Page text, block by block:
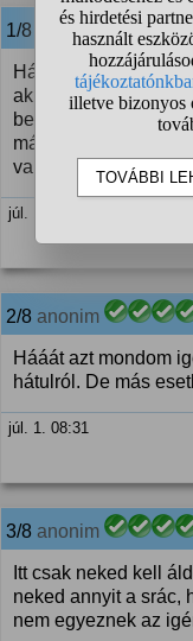
1/8 anonim
Hát ha neked
akkor nem
bele abba, hogy
már ha neked ez
valaki megcsináljon.)
júl. 1. 07:28
2/8 anonim
Hááát azt mondom
hátulról. De más
júl. 1. 08:31
3/8 anonim
Itt csak neked kell
neked annyit a srác,
nem egyeznek az